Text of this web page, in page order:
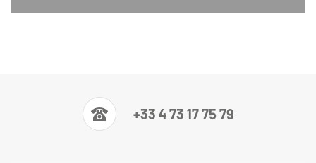
+33 4 73 17 75 79